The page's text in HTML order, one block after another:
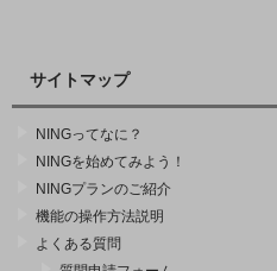
サイトマップ
NINGってなに？
NINGを始めてみよう！
NINGプランのご紹介
機能の操作方法説明
よくある質問